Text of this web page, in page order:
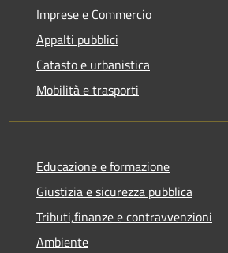
Imprese e Commercio
Appalti pubblici
Catasto e urbanistica
Mobilità e trasporti
Educazione e formazione
Giustizia e sicurezza pubblica
Tributi,finanze e contravvenzioni
Ambiente